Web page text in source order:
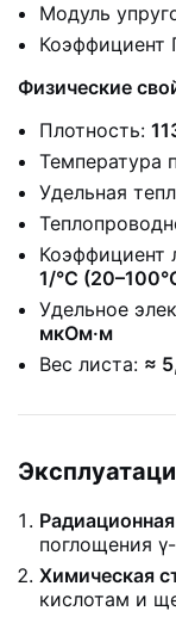
Модуль
Коэффициент
Физические
Плотность:
Температура
Удельная
Коэффициент
1/°C
Удельное
мкОм·м
Вес листа: ≈
поглощения
Химическая
кислотам и